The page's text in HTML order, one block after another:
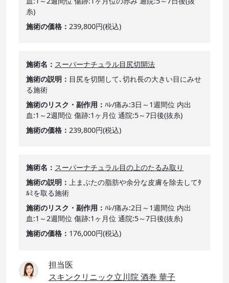
糸)
施術の価格
239,800円(税込)
施術名
スーパーナチュラル目尻切開法
施術の説明
目尻を切開して､切れ長の大きい目にみせ
る施術
施術のリスク・副作用
ﾊﾚ/痛み:3日～1週間位 内出
血:1～2週間位 傷跡:1ヶ月位 通院:5～7日後(抜糸)
施術の価格
239,800円(税込)
施術名
スーパーナチュラル目の上のたるみ取り
施術の説明
上まぶたの脂肪や余分な皮膚を除去してﾀ
ﾙﾐを取る施術
施術のリスク・副作用
ﾊﾚ/痛み:2日～1週間位 内出
血:1～2週間位 傷跡:1ヶ月位 通院:5～7日後(抜糸)
施術の価格
176,000円(税込)
担当医
スキンクリニック立川院 酒巻 華子